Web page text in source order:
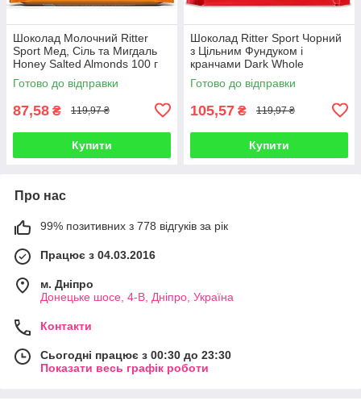
Шоколад Молочний Ritter
Sport Мед, Сіль та Мигдаль
Honey Salted Almonds 100 г
Німеччина
Готово до відправки
87,58 ₴ 119,97 ₴
Купити
Шоколад Ritter Sport Чорний
з Цільним Фундуком і
кранчами Dark Whole
Hazelnut 100 г Німеччина
Готово до відправки
105,57 ₴ 119,97 ₴
Купити
Про нас
99% позитивних з 778 відгуків за рік
Працює з 04.03.2016
м. Дніпро
Донецьке шосе, 4-В, Дніпро, Україна
Контакти
Сьогодні працює з 00:30 до 23:30
Показати весь графік роботи